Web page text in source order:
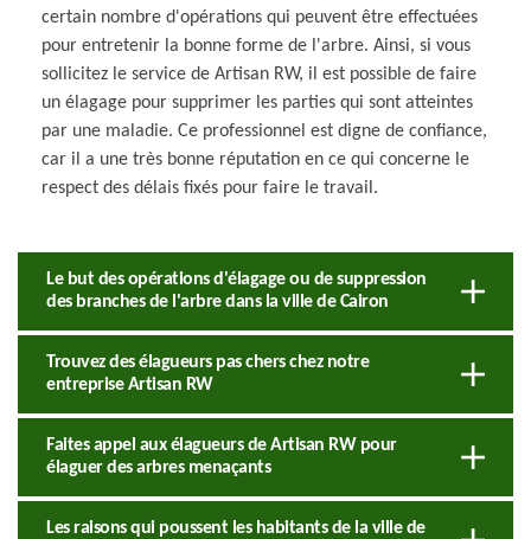
certain nombre d'opérations qui peuvent être effectuées
pour entretenir la bonne forme de l'arbre. Ainsi, si vous
sollicitez le service de Artisan RW, il est possible de faire
un élagage pour supprimer les parties qui sont atteintes
par une maladie. Ce professionnel est digne de confiance,
car il a une très bonne réputation en ce qui concerne le
respect des délais fixés pour faire le travail.
Le but des opérations d'élagage ou de suppression
des branches de l'arbre dans la ville de Cairon
Trouvez des élagueurs pas chers chez notre
entreprise Artisan RW
Faites appel aux élagueurs de Artisan RW pour
élaguer des arbres menaçants
Les raisons qui poussent les habitants de la ville de